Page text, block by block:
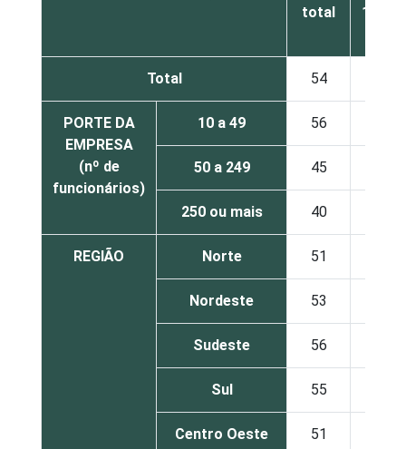
total
10%
Total 54
PORTE DA
EMPRESA
(nº de
funcionários)
10 a 49 56
50 a 249 45
250 ou mais 40
REGIÃO Norte 51
Nordeste 53
Sudeste 56
Sul 55
Centro Oeste 51